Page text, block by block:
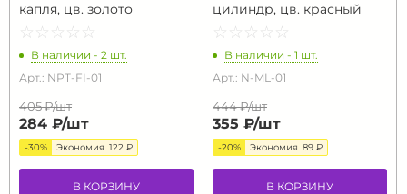
капля, цв. золото
☆ ☆ ☆ ☆ ☆
★ ★ ★ ★ ★
В наличии - 2 шт.
Арт.: NPT-FI-01
405 ₽/шт
284 ₽/шт
-30% Экономия 122 ₽
В КОРЗИНУ
цилиндр, цв. красный
☆ ☆ ☆ ☆ ☆
★ ★ ★ ★ ★
В наличии - 1 шт.
Арт.: N-ML-01
444 ₽/шт
355 ₽/шт
-20% Экономия 89 ₽
В КОРЗИНУ